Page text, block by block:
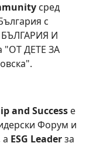
сред
с
И
ДЕТЕ ЗА
and Success е
Форум и
а ESG Leaderза